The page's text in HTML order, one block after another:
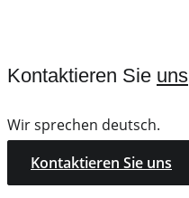
Kontaktieren Sie uns
Wir sprechen deutsch.
Kontaktieren Sie uns